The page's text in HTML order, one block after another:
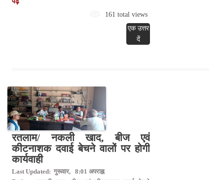
161 total views
एक उत्तर
दें
रतलाम/ नकली खाद, बीज एवं
कीटनाशक दवाई बेचने वालों पर होगी
कार्यवाही
Last Updated: गुरूवार, 8:01 अपराह्न